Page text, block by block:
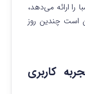
را ارائه می‌دهد،
چندین روز
کاربری